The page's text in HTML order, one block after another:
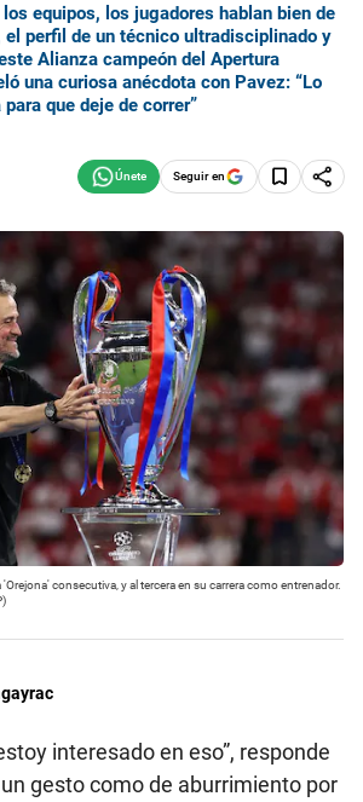
los equipos, los jugadores hablan bien de
el perfil de un técnico ultradisciplinado y
Alianza campeón del Apertura
una curiosa anécdota con Pavez: “Lo
que deje de correr”
Seguir en
consecutiva, y al tercera en su carrera como entrenador.
interesado en eso”, responde
gesto como de aburrimiento por